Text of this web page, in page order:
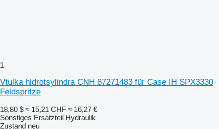
1
Vtulka hidrotsylindra CNH 87271483 für Case IH SPX3330
Feldspritze
18,80 $ ≈ 15,21 CHF ≈ 16,27 €
Sonstiges Ersatzteil Hydraulik
Zustand neu